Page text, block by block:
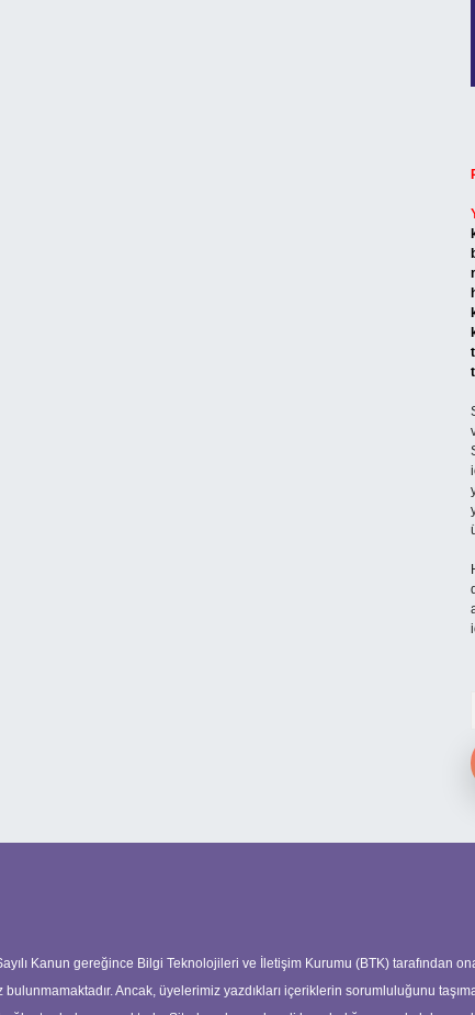
Kanun gereğince Bilgi Teknolojileri ve İletişim Kurumu (BTK) tarafından
Ancak, üyelerimiz yazdıkları içeriklerin sorumluluğunu